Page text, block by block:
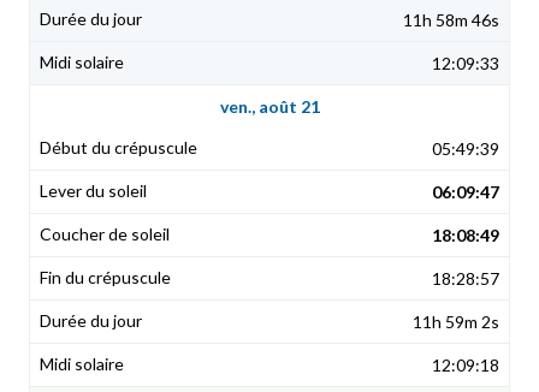
11h 58m 46s
12:09:33
ven., août 21
05:49:39
06:09:47
18:08:49
18:28:57
11h 59m 2s
12:09:18